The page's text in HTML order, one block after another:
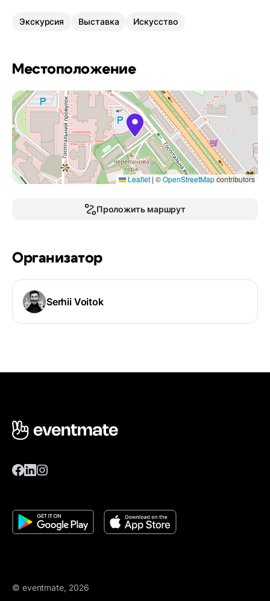
Экскурсия Выставка Искусство
Местоположение
Leaflet | ©OpenStreetMapcontributors
Проложить маршрут
Организатор
Serhii Voitok
© eventmate, 2026